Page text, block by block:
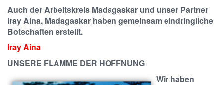
Auch der Arbeitskreis Madagaskar und unser Partner
Iray Aina, Madagaskar haben gemeinsam eindringliche
Botschaften erstellt.
Iray Aina
UNSERE FLAMME DER HOFFNUNG
Wir haben